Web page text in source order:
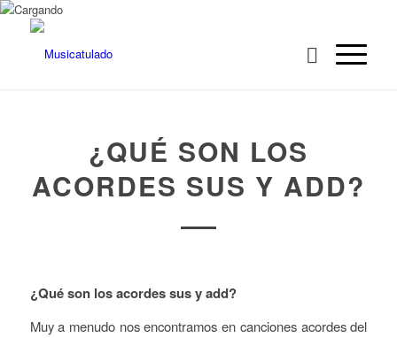
¿QUÉ SON LOS
ACORDES SUS Y ADD?
¿Qué son los acordes sus y add?
Muy a menudo nos encontramos en canciones acordes del